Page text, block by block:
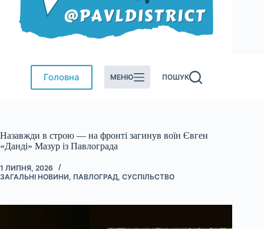
Головна МЕНЮ ПОШУК
Назавжди в строю — на фронті загинув воїн Євген
«Данді» Мазур із Павлограда
1 ЛИПНЯ, 2026
ЗАГАЛЬНІ НОВИНИ, ПАВЛОГРАД, СУСПІЛЬСТВО